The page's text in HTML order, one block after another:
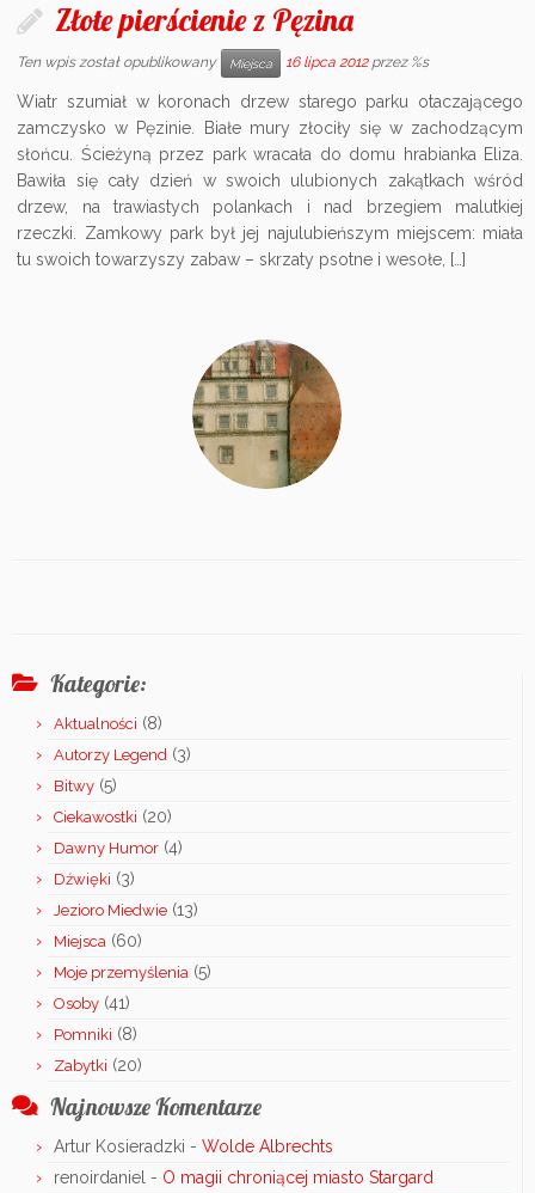
Złote pierścienie z Pęzina
Ten wpis został opublikowany Miejsca 16 lipca 2012 przez %s
Wiatr szumiał w koronach drzew starego parku otaczającego
zamczysko w Pęzinie. Białe mury złociły się w zachodzącym
słońcu. Ścieżyną przez park wracała do domu hrabianka Eliza.
Bawiła się cały dzień w swoich ulubionych zakątkach wśród
drzew, na trawiastych polankach i nad brzegiem malutkiej
rzeczki. Zamkowy park był jej najulubieńszym miejscem: miała
tu swoich towarzyszy zabaw – skrzaty psotne i wesołe, […]
Kategorie:
Aktualności (8)
Autorzy Legend (3)
Bitwy (5)
Ciekawostki (20)
Dawny Humor (4)
Dźwięki (3)
Jezioro Miedwie (13)
Miejsca (60)
Moje przemyślenia (5)
Osoby (41)
Pomniki (8)
Zabytki (20)
Najnowsze Komentarze
Artur Kosieradzki - Wolde Albrechts
renoirdaniel - O magii chroniącej miasto Stargard